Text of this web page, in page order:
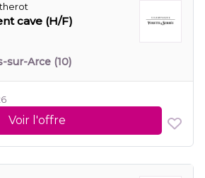
cave (H/F)
sur-Arce (10)
Voir l'offre